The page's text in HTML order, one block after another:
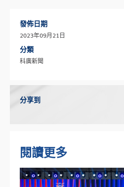
發佈日期
2023年09月21日
分類
科廣新聞
分享到
閱讀更多